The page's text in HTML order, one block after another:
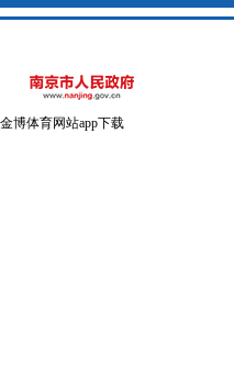
金博体育网站app下载